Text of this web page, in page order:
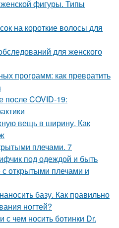
фигуры. Типы
на короткие волосы для
для женского
программ: как превратить
после COVID-19:
вещь в ширину. Как
плечами. 7
под одеждой и быть
открытыми плечами и
базу. Как правильно
ногтей?
с чем носить ботинки Dr.